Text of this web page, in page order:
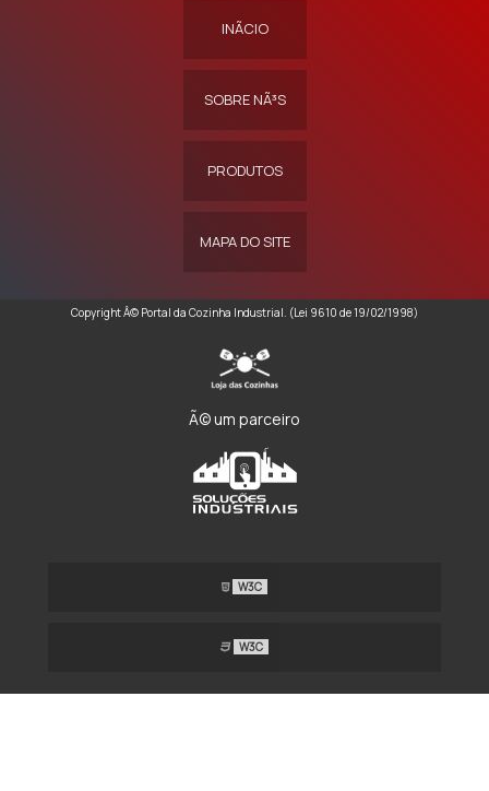
INÃ­CIO
SOBRE NÃ³S
PRODUTOS
MAPA DO SITE
Copyright Â© Portal da Cozinha Industrial. (Lei 9610 de 19/02/1998)
Ã© um parceiro
W3C
W3C